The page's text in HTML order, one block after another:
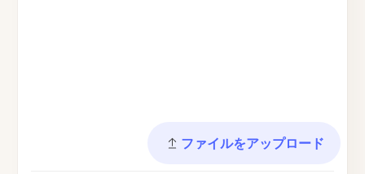
ファイルをアップロード